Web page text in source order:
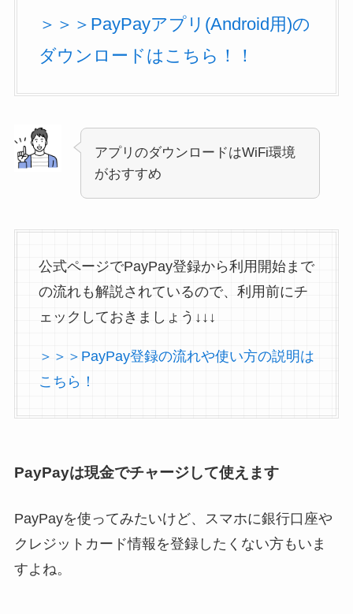
＞＞＞PayPayアプリ(Android用)の
ダウンロードはこちら！！
アプリのダウンロードはWiFi環境
がおすすめ
公式ページでPayPay登録から利用開始まで
の流れも解説されているので、利用前にチ
ェックしておきましょう↓↓↓
＞＞＞PayPay登録の流れや使い方の説明は
こちら！
PayPayは現金でチャージして使えます
PayPayを使ってみたいけど、スマホに銀行口座や
クレジットカード情報を登録したくない方もいま
すよね。